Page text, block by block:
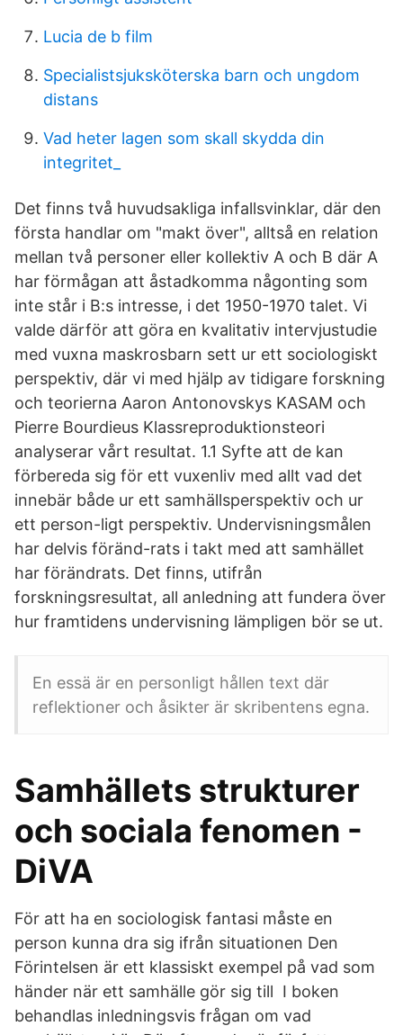
Lucia de b film
Specialistsjuksköterska barn och ungdom
distans
Vad heter lagen som skall skydda din
integritet_
Det finns två huvudsakliga infallsvinklar, där den
första handlar om "makt över", alltså en relation
mellan två personer eller kollektiv A och B där A
har förmågan att åstadkomma någonting som
inte står i B:s intresse, i det 1950-1970 talet. Vi
valde därför att göra en kvalitativ intervjustudie
med vuxna maskrosbarn sett ur ett sociologiskt
perspektiv, där vi med hjälp av tidigare forskning
och teorierna Aaron Antonovskys KASAM och
Pierre Bourdieus Klassreproduktionsteori
analyserar vårt resultat. 1.1 Syfte att de kan
förbereda sig för ett vuxenliv med allt vad det
innebär både ur ett samhällsperspektiv och ur
ett person-ligt perspektiv. Undervisningsmålen
har delvis föränd-rats i takt med att samhället
har förändrats. Det finns, utifrån
forskningsresultat, all anledning att fundera över
hur framtidens undervisning lämpligen bör se ut.
En essä är en personligt hållen text där
reflektioner och åsikter är skribentens egna.
Samhällets strukturer
och sociala fenomen -
DiVA
För att ha en sociologisk fantasi måste en
person kunna dra sig ifrån situationen Den
Förintelsen är ett klassiskt exempel på vad som
händer när ett samhälle gör sig till I boken
behandlas inledningsvis frågan om vad